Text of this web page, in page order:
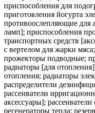
приспособления для
приготовления йогурта
противоослепляющие для
ламп]; приспособления
транспортных средств
с вертелом для жарки
прожекторы подводные;
радиаторы [для
отопления; радиаторы
распределители
рассеиватели
аксессуары];
регенераторы тепла;